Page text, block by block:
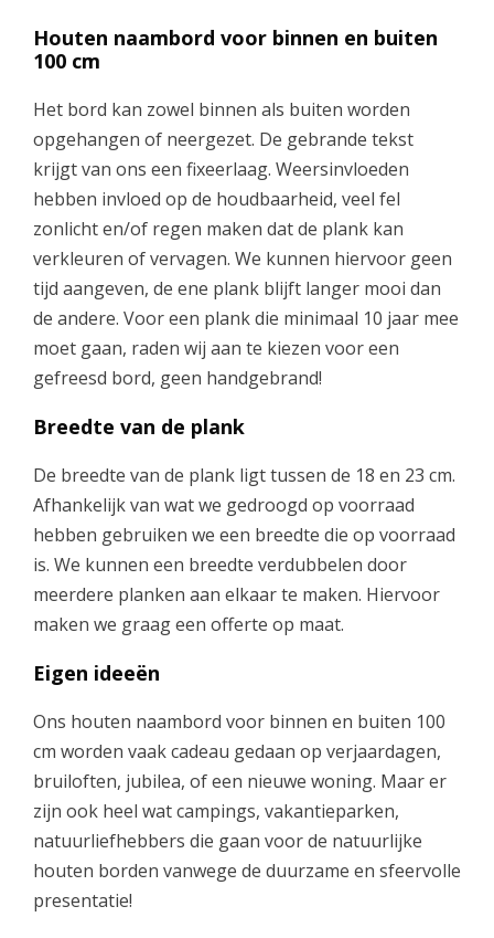
Houten naambord voor binnen en buiten
100 cm
Het bord kan zowel binnen als buiten worden
opgehangen of neergezet. De gebrande tekst
krijgt van ons een fixeerlaag. Weersinvloeden
hebben invloed op de houdbaarheid, veel fel
zonlicht en/of regen maken dat de plank kan
verkleuren of vervagen. We kunnen hiervoor geen
tijd aangeven, de ene plank blijft langer mooi dan
de andere. Voor een plank die minimaal 10 jaar mee
moet gaan, raden wij aan te kiezen voor een
gefreesd bord, geen handgebrand!
Breedte van de plank
De breedte van de plank ligt tussen de 18 en 23 cm.
Afhankelijk van wat we gedroogd op voorraad
hebben gebruiken we een breedte die op voorraad
is. We kunnen een breedte verdubbelen door
meerdere planken aan elkaar te maken. Hiervoor
maken we graag een offerte op maat.
Eigen ideeën
Ons houten naambord voor binnen en buiten 100
cm worden vaak cadeau gedaan op verjaardagen,
bruiloften, jubilea, of een nieuwe woning. Maar er
zijn ook heel wat campings, vakantieparken,
natuurliefhebbers die gaan voor de natuurlijke
houten borden vanwege de duurzame en sfeervolle
presentatie!